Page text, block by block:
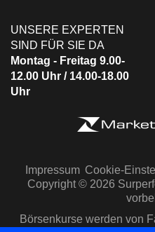
UNSERE EXPERTEN
SIND FÜR SIE DA
Montag - Freitag 9.00-
12.00 Uhr / 14.00-18.00
Uhr
Impressum Cookie-
Copyright © 2026
Börsenkurse werden von